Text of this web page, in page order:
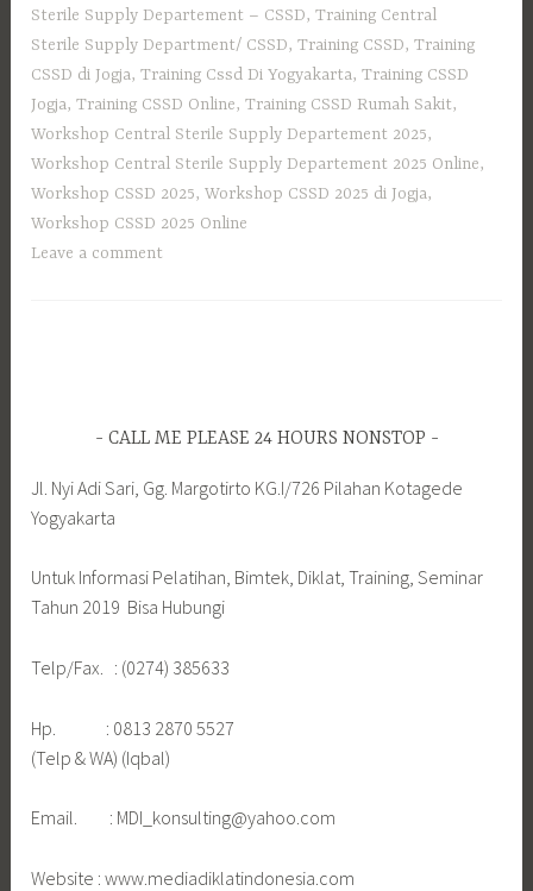
Sterile Supply Departement – CSSD,Training Central
Sterile Supply Department/ CSSD,Training CSSD,Training
CSSD di Jogja,Training Cssd Di Yogyakarta,Training CSSD
Jogja,Training CSSD Online,Training CSSD Rumah Sakit,
Workshop Central Sterile Supply Departement 2025,
Workshop Central Sterile Supply Departement 2025 Online,
Workshop CSSD 2025,Workshop CSSD 2025 di Jogja,
Workshop CSSD 2025 Online
Leave a comment
CALL ME PLEASE 24 HOURS NONSTOP
Jl. Nyi Adi Sari, Gg. Margotirto KG.I/726 Pilahan Kotagede
Yogyakarta
Untuk Informasi Pelatihan, Bimtek, Diklat, Training, Seminar
Tahun 2019 Bisa Hubungi
Telp/Fax. : (0274) 385633
Hp. : 0813 2870 5527
(Telp & WA) (Iqbal)
Email. : MDI_konsulting@yahoo.com
Website : www.mediadiklatindonesia.com